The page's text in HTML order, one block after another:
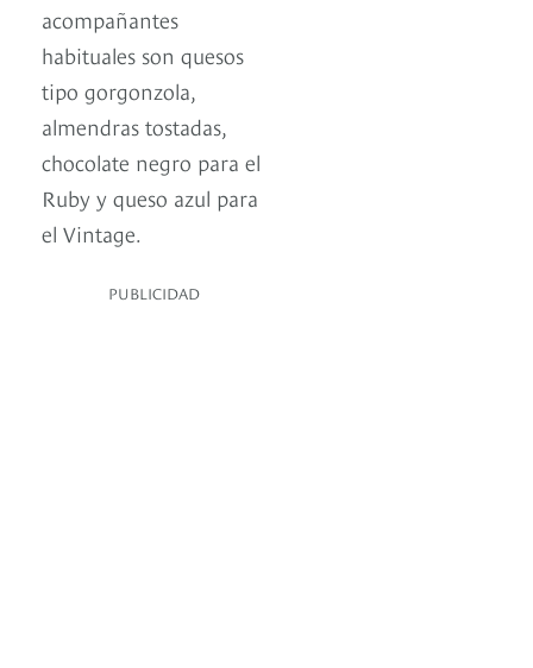
acompañantes
habituales son quesos
tipo gorgonzola,
almendras tostadas,
chocolate negro para el
Ruby y queso azul para
el Vintage.
PUBLICIDAD